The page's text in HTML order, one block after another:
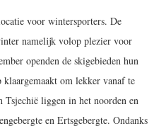
voor wintersporters. De
namelijk volop plezier voor
openden de skigebieden hun
om lekker vanaf te
Tsjechië liggen in het noorden en
en Ertsgebergte. Ondanks